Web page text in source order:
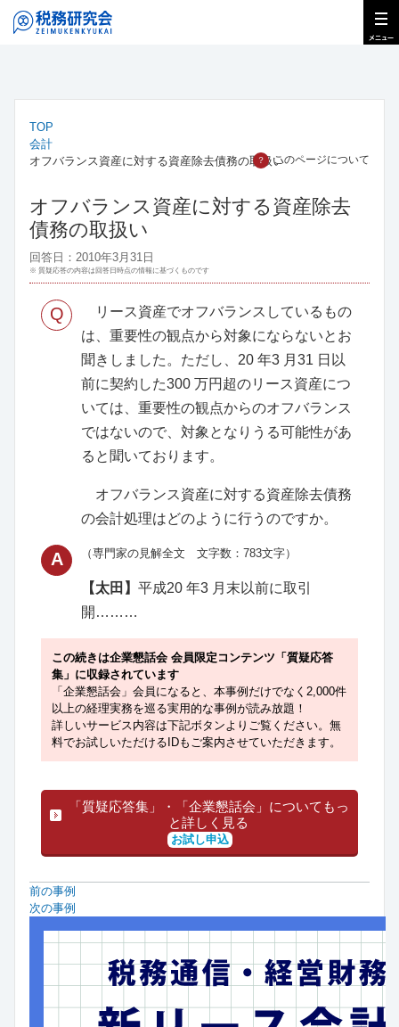
TOP
会計
オフバランス資産に対する資産除去債務の取扱い
？ このページについて
オフバランス資産に対する資産除去
債務の取扱い
回答日：2010年3月31日
※ 質疑応答の内容は回答日時点の情報に基づくものです
Q
リース資産でオフバランスしているもの
は、重要性の観点から対象にならないとお
聞きしました。ただし、20 年3 月31 日以
前に契約した300 万円超のリース資産につ
いては、重要性の観点からのオフバランス
ではないので、対象となりうる可能性があ
ると聞いております。
オフバランス資産に対する資産除去債務
の会計処理はどのように行うのですか。
A （専門家の見解全文 文字数：783文字）
【太田】 平成20 年3 月末以前に取引
開………
この続きは企業懇話会 会員限定コンテンツ「質疑応答
集」に収録されています
「企業懇話会」会員になると、本事例だけでなく2,000件
以上の経理実務を巡る実用的な事例が読み放題！
詳しいサービス内容は下記ボタンよりご覧ください。無
料でお試しいただけるIDもご案内させていただきます。
「質疑応答集」・「企業懇話会」についてもっ
と詳しく見る
お試し申込
前の事例
次の事例